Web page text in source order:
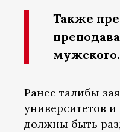
Также
мужского.
Ранее талибы
университетов
должны быть